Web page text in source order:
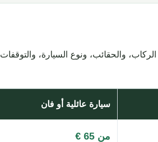
والحقائب، ونوع السيارة، والتوقفات
سيارة عائلية أو فان
من 65 €